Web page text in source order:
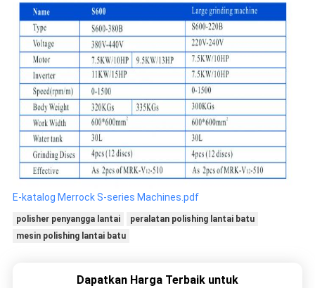
E-katalog Merrock S-series Machines.pdf
polisher penyangga lantai
peralatan polishing lantai batu
mesin polishing lantai batu
Dapatkan Harga Terbaik untuk